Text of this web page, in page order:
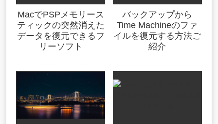
MacでPSPメモリース
ティックの突然消えた
データを復元できるフ
リーソフト
バックアップから
Time Machineのファ
イルを復元する方法ご
紹介